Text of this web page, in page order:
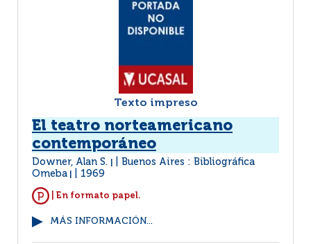
Texto impreso
El teatro norteamericano
contemporáneo
Downer, Alan S.
Buenos Aires : Bibliográfica
Omeba
1969
| En formato papel.
MÁS INFORMACIÓN...